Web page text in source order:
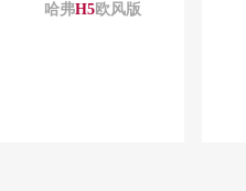
哈弗H5欧风版